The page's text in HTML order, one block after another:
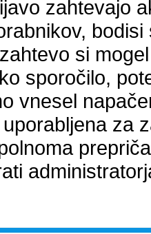
zahtevajo
si
sporočilo,
vnesel
za